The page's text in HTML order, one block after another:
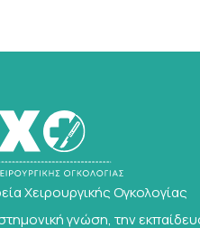
Χειρουργικής Ογκολογίας
γνώση, την